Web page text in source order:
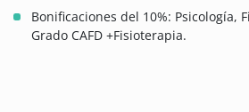
Bonificaciones del 10%: Psicología,
Grado CAFD +Fisioterapia.